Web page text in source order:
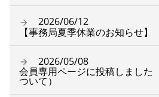
2026/06/12
【事務局夏季休業のお知らせ】
2026/05/08
会員専用ページに投稿しました
ついて）